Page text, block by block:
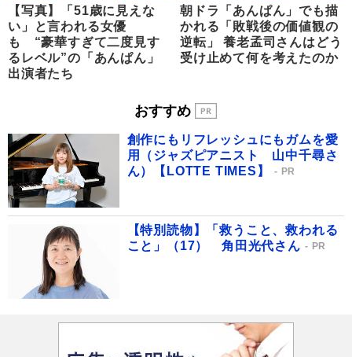
【写真】「51歳に見えな
い」と言われる女優
も “豪華すぎて二度見す
るレベル”の「あんぱん」
出演者たち
朝ドラ「あんぱん」でも描
かれる「敗戦後の価値観の
逆転」 養老孟司さんはどう
受け止めて何を考えたのか
おすすめ
創作にもリフレッシュにもガムを愛
用（ジャズピアニスト 山中千尋さ
ん）【LOTTE TIMES】
PR
【特別読物】「救うこと、救われる
こと」（17） 角田光代さん
PR